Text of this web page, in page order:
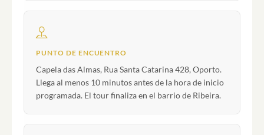
PUNTO DE ENCUENTRO
Capela das Almas, Rua Santa Catarina 428, Oporto.
Llega al menos 10 minutos antes de la hora de inicio
programada. El tour finaliza en el barrio de Ribeira.